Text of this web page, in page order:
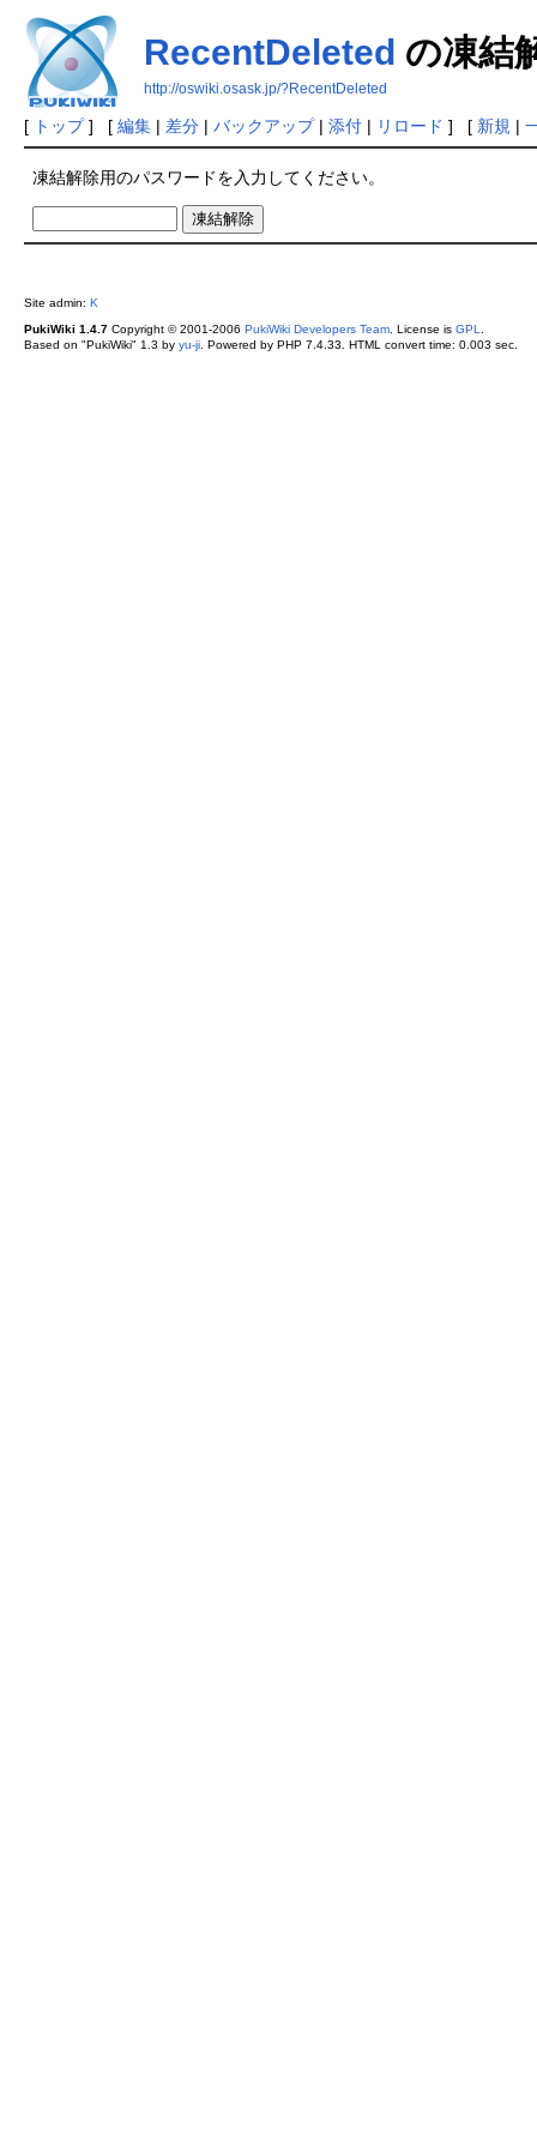
RecentDeleted の凍結
http://oswiki.osask.jp/?RecentDeleted
[ トップ] [ 編集| 差分| バックアップ| 添付| リロード ] [ 新規 |
凍結解除用のパスワードを入力してください。
Site admin: K
PukiWiki 1.4.7Copyright © 2001-2006 PukiWiki Developers Team. License is GPL.
Based on "PukiWiki" 1.3 by yu-ji. Powered by PHP 7.4.33. HTML convert time: 0.003 sec.